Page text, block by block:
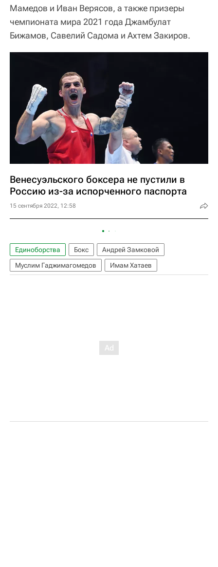
Мамедов и Иван Верясов, а также призеры
чемпионата мира 2021 года Джамбулат
Бижамов, Савелий Садома и Ахтем Закиров.
Венесуэльского боксера не пустили в
Россию из-за испорченного паспорта
15 сентября 2022, 12:58
Единоборства Бокс
Андрей Замковой
Муслим Гаджимагомедов
Имам Хатаев